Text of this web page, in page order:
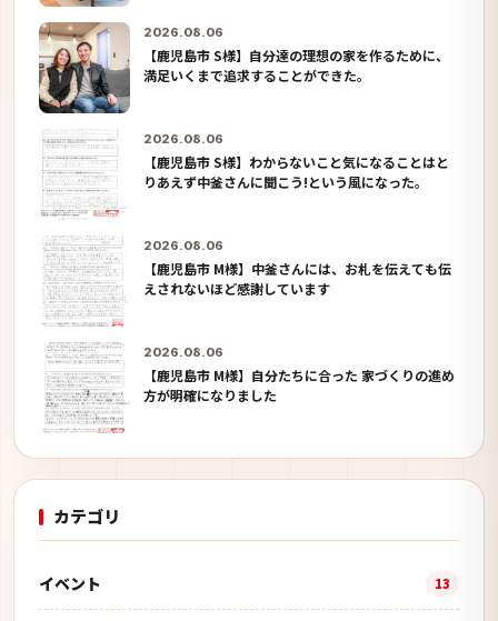
2026.08.06
【鹿児島市 S様】自分達の理想の家を作るために、
満足いくまで追求することができた。
2026.08.06
【鹿児島市 S様】わからないこと気になることはと
りあえず中釜さんに聞こう!という風になった。
2026.08.06
【鹿児島市 M様】中釜さんには、お札を伝えても伝
えされないほど感謝しています
2026.08.06
【鹿児島市 M様】自分たちに合った 家づくりの進め
方が明確になりました
カテゴリ
イベント 13